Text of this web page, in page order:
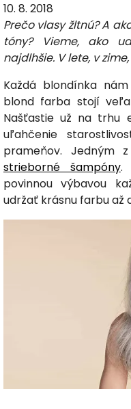
10. 8. 2018
Prečo vlasy žltnú? A
tóny? Vieme, ako
najdlhšie. V lete, v
Každá blondínka
blond farba stojí
Našťastie už na trhu
uľahčenie
prameňov. Jedným
strieborné šampóny.
povinnou výbavou
udržať krásnu farbu až